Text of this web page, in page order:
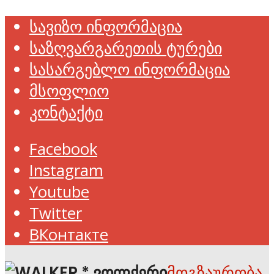
სავიზო ინფორმაცია
საზღვარგარეთის ტურები
სასარგებლო ინფორმაცია
მსოფლიო
კონტაქტი
Facebook
Instagram
Youtube
Twitter
ВКонтакте